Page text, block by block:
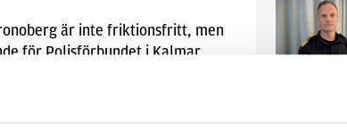
är inte friktionsfritt, men
för Polisförbundet i Kalmar,